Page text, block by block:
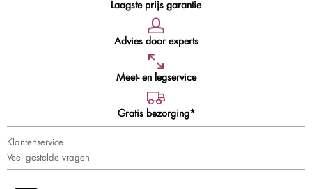
Laagste prijs garantie
Advies door experts
Meet- en legservice
Gratis bezorging*
Klantenservice
Veel gestelde vragen